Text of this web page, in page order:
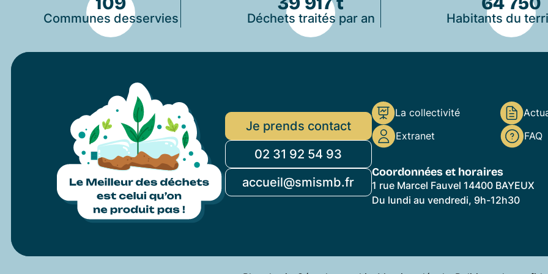
Communes desservies Déchets traités par an Habitants du
Je prends contact
02 31 92 54 93
accueil@smismb.fr
La collectivité
Extranet
FAQ
Coordonnées et horaires
1 rue Marcel Fauvel 14400 BAYEUX
Du lundi au vendredi, 9h-12h30